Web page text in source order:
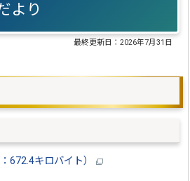
より
最終更新日：2026年7月31日
672.4キロバイト）